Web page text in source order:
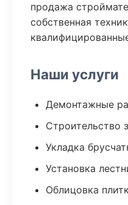
продажа
собственная
Наши услуги
Демонтажные
Строительство
Укладка
Установка
Облицовка